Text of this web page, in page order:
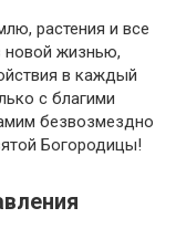
растения и все
новой жизнью,
в каждый
с благими
безвозмездно
Богородицы!